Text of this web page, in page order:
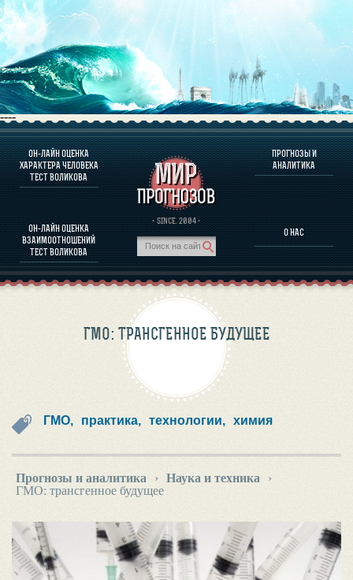
----
ОН-ЛАЙН ОЦЕНКА
ХАРАКТЕРА ЧЕЛОВЕКА
ТЕСТ ВОЛИКОВА
ОН-ЛАЙН ОЦЕНКА
ВЗАИМООТНОШЕНИЙ
ТЕСТ ВОЛИКОВА
· SINCE. 2004 ·
ПРОГНОЗЫ И
АНАЛИТИКА
О НАС
О ПРОГРАММЕ
ОЦЕНКА ХАРАКТЕРA ЧЕЛОВЕКА
ОЦЕНКА ХАРАКТЕРА ВЫДАЮЩИХСЯ ЛИЧНОСТЕЙ
О ПРОГРАММЕ
ПРОГНОЗЫ И АНАЛИТИКА
ГМО: ТРАНСГЕННОЕ БУДУЩЕЕ
ГМО, практика, технологии, химия
Прогнозы и аналитика › Наука и техника
›
ГМО: трансгенное будущее